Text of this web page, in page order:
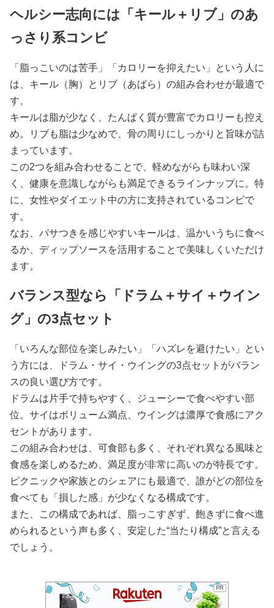
ヘルシー志向には「キール＋リブ」のあ
っさり系コンビ
「脂っこいのは苦手」「カロリーを抑えたい」という人に
は、キール（胸）とリブ（あばら）の組み合わせが最適で
す。
キールは脂が少なく、たんぱく質が豊富でカロリーも控え
め。リブも脂は少なめで、骨の周りにしっかりと旨味が詰
まっています。
この2つを組み合わせることで、軽めながらも味わい深
く、健康を意識しながらも満足できるラインナップに。特
に、女性やダイエット中の方に支持されているコンビで
す。
なお、パサつきを感じやすいキールは、温かいうちに食べ
るか、ディップソースを活用することで美味しくいただけ
ます。
バランス型なら「ドラム＋サイ＋ウイン
グ」の3点セット
「いろんな部位を楽しみたい」「ハズレを避けたい」とい
う方には、ドラム・サイ・ウイングの3点セットがバラン
スの良い選び方です。
ドラムは片手で持ちやすく、ジューシーで食べやすい部
位。サイはボリューム満点、ウイングは濃厚で食感にアク
セントがあります。
この組み合わせは、可食部も多く、それぞれ異なる風味と
食感を楽しめるため、満足度が非常に高いのが特長です。
ピクニックや家族とのシェアにも最適で、誰がどの部位を
食べても「損した感」が少なくなる構成です。
また、この構成であれば、脂っこすぎず、飽きずに食べ進
められるという声も多く、安定した“当たり構成”と言える
でしょう。
PR